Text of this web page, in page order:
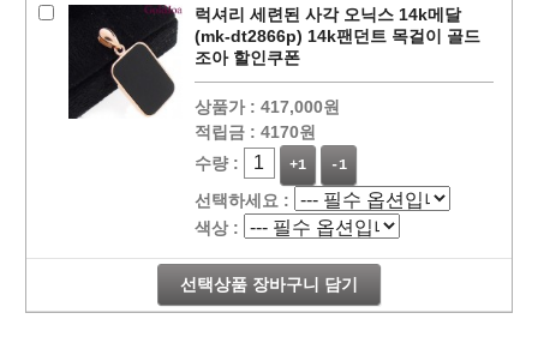
럭셔리 세련된 사각 오닉스 14k메달
(mk-dt2866p) 14k팬던트 목걸이 골드
조아 할인쿠폰
상품가 : 417,000원
적립금 : 4170원
수량 :
+1 -1
선택하세요 :
색상 :
선택상품 장바구니 담기